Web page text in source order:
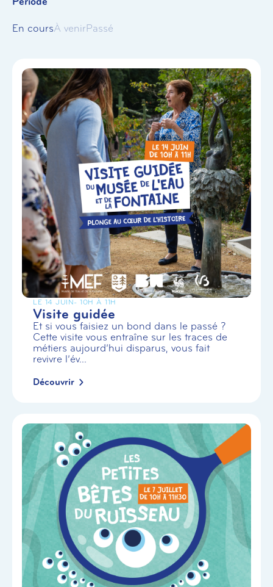
En coursÀ venirPassé
LE 14 JUIN- 10H À 11H
Visite guidée
Et si vous faisiez un bond dans le passé ?
Cette visite vous entraîne sur les traces de
métiers aujourd’hui disparus, vous fait
revivre l’év...
Découvrir